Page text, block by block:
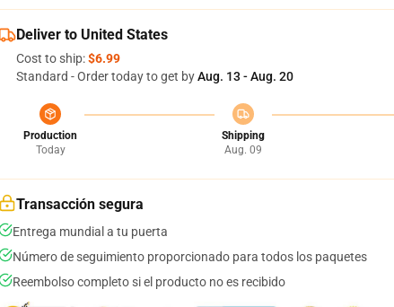
Deliver to United States
Cost to ship:$6.99
Standard - Order today to get byAug. 13 - Aug. 20
Production
Today
Shipping
Aug. 09
Transacción segura
Entrega mundial a tu puerta
Número de seguimiento proporcionado para todos los paquetes
Reembolso completo si el producto no es recibido